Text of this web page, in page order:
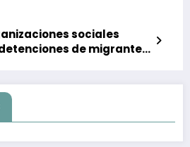
sociales
de migrantes